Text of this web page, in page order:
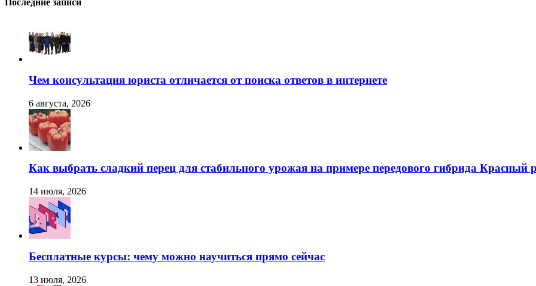
Последние записи
Чем консультация юриста отличается от поиска ответов в интернете
6 августа, 2026
Как выбрать сладкий перец для стабильного урожая на примере передового гибрида Красный
14 июля, 2026
Бесплатные курсы: чему можно научиться прямо сейчас
13 июля, 2026